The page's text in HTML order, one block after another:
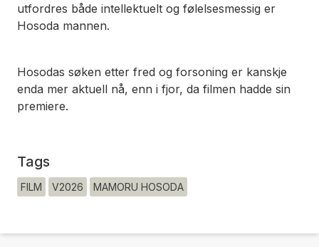
utfordres både intellektuelt og følelsesmessig er
Hosoda mannen.
Hosodas søken etter fred og forsoning er kanskje
enda mer aktuell nå, enn i fjor, da filmen hadde sin
premiere.
Tags
FILM V2026 MAMORU HOSODA